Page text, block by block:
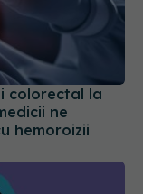
colorectal la
ne
hemoroizii